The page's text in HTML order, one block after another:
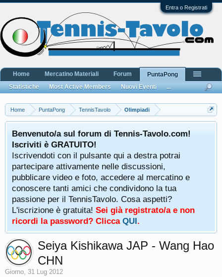
Entra o Registrati
Home PuntaPong TennisTavolo Olimpiadi
Benvenuto/a sul forum di Tennis-Tavolo.com!
Iscriviti è GRATUITO!
Iscrivendoti con il pulsante qui a destra potrai
partecipare attivamente nelle discussioni,
pubblicare video e foto, accedere al mercatino e
conoscere tanti amici che condividono la tua
passione per il TennisTavolo. Cosa aspetti?
L'iscrizione è gratuita! Sei già registrato/a e non
ricordi la password? Clicca QUI.
Seiya Kishikawa JAP - Wang Hao
CHN
Giorno, 31 Lug 2012
Home Mercatino Materiali Forum
PuntaPong
Statistiche
Most Active Members Nuovi Eventi ...